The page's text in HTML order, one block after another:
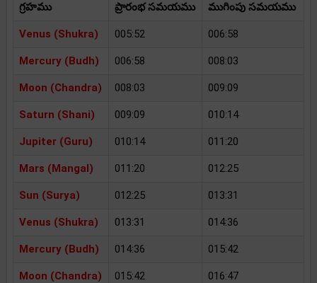
గ్రహము ప్రారంభ సమయము ముగింపు సమయము
Venus (Shukra) 005:52 006:58
Mercury (Budh) 006:58 008:03
Moon (Chandra) 008:03 009:09
Saturn (Shani) 009:09 010:14
Jupiter (Guru) 010:14 011:20
Mars (Mangal) 011:20 012:25
Sun (Surya) 012:25 013:31
Venus (Shukra) 013:31 014:36
Mercury (Budh) 014:36 015:42
Moon (Chandra) 015:42 016:47